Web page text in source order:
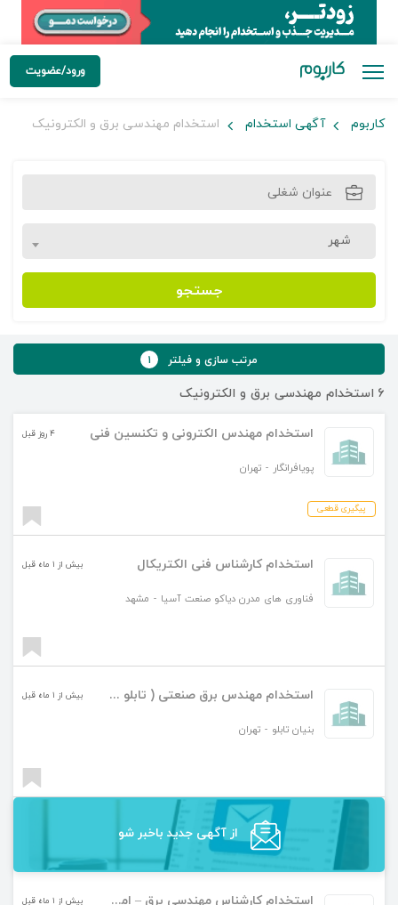
ورود/عضویت
کاربوم آگهی استخدام استخدام مهندسی برق و الکترونیک
شهر
جستجو
مرتب سازی و فیلتر ۱
۶ استخدام مهندسی برق و الکترونیک
استخدام مهندس الکترونی و تکنسین فنی
پویافرانگار - تهران
۴ روز قبل
پیگیری قطعی
استخدام کارشناس فنی الکتریکال
فناوری های مدرن دیاکو صنعت آسیا - مشهد
بیش از ۱ ماه قبل
استخدام مهندس برق صنعتی ( تابلو سازی)
بنیان تابلو - تهران
بیش از ۱ ماه قبل
از آگهی‌ جدید باخبر شو
استخدام کارشناس مهندسی برق – امور بازرگانی صنعتی بیش از ۱ ماه قبل